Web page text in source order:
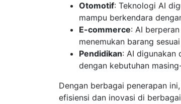
Otomotif: Teknologi AI
mampu berkendara
E-commerce: AI
menemukan barang
Pendidikan: AI digunakan
dengan kebutuhan
Dengan berbagai penerapan
efisiensi dan inovasi di